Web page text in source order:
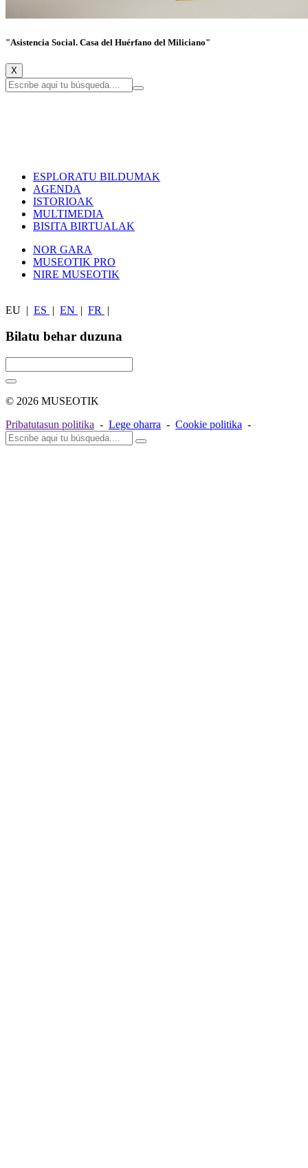
"Asistencia Social. Casa del Huérfano del Miliciano"
X
ESPLORATU BILDUMAK
AGENDA
ISTORIOAK
MULTIMEDIA
BISITA BIRTUALAK
NOR GARA
MUSEOTIK PRO
NIRE MUSEOTIK
EU | ES | EN | FR |
Bilatu behar duzuna
© 2026 MUSEOTIK
Pribatutasun politika - Lege oharra - Cookie politika -